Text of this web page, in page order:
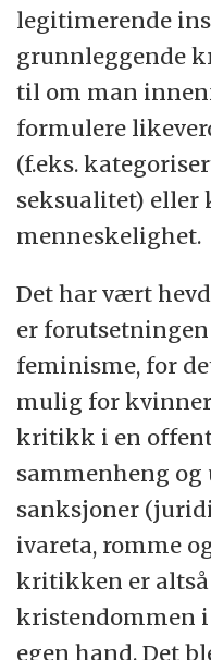
legitimerende
grunnleggende
til om man
formulere
(f.eks.
seksualitet) eller
menneskelighet.
Det har vært
er
feminisme, for
mulig for
kritikk i en
sammenheng og
sanksjoner
ivareta, romme
kritikken er altså
kristendommen
egen hand. Det